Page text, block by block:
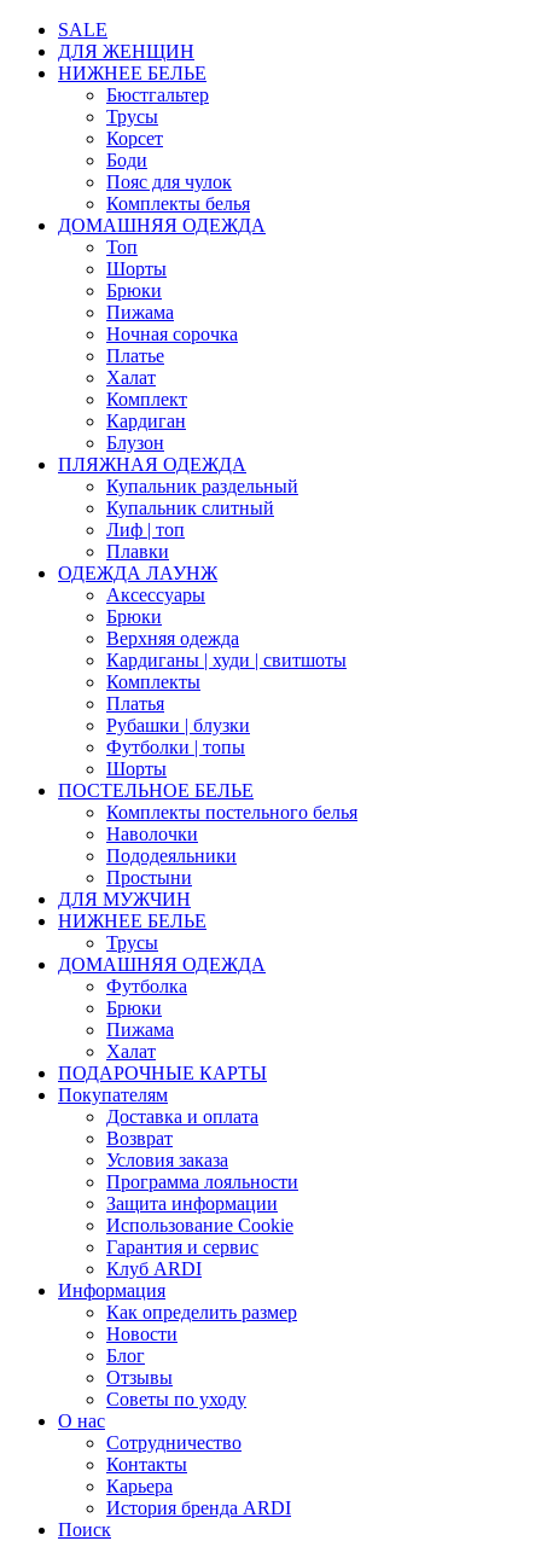
SALE
ДЛЯ ЖЕНЩИН
НИЖНЕЕ БЕЛЬЕ
Бюстгальтер
Трусы
Корсет
Боди
Пояс для чулок
Комплекты белья
ДОМАШНЯЯ ОДЕЖДА
Топ
Шорты
Брюки
Пижама
Ночная сорочка
Платье
Халат
Комплект
Кардиган
Блузон
ПЛЯЖНАЯ ОДЕЖДА
Купальник раздельный
Купальник слитный
Лиф | топ
Плавки
ОДЕЖДА ЛАУНЖ
Аксессуары
Брюки
Верхняя одежда
Кардиганы | худи | свитшоты
Комплекты
Платья
Рубашки | блузки
Футболки | топы
Шорты
ПОСТЕЛЬНОЕ БЕЛЬЕ
Комплекты постельного белья
Наволочки
Пододеяльники
Простыни
ДЛЯ МУЖЧИН
НИЖНЕЕ БЕЛЬЕ
Трусы
ДОМАШНЯЯ ОДЕЖДА
Футболка
Брюки
Пижама
Халат
ПОДАРОЧНЫЕ КАРТЫ
Покупателям
Доставка и оплата
Возврат
Условия заказа
Программа лояльности
Защита информации
Использование Cookie
Гарантия и сервис
Клуб ARDI
Информация
Как определить размер
Новости
Блог
Отзывы
Советы по уходу
О нас
Сотрудничество
Контакты
Карьера
История бренда ARDI
Поиск